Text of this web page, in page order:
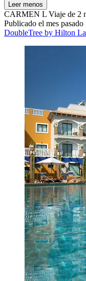
Leer menos
CARMEN L Viaje de 2
Publicado el mes pasado
DoubleTree by Hilton